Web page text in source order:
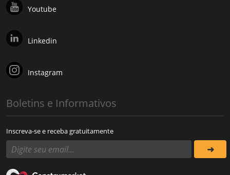
Youtube
Linkedin
Instagram
Boletins e Informativos
Inscreva-se e receba gratuitamente